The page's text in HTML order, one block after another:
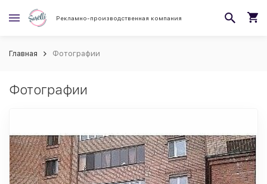
Рекламно-производственная компания
Главная Фотографии
Фотографии